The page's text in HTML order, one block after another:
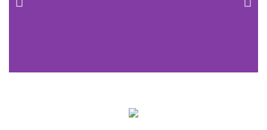
PetFriendly en la CDMX